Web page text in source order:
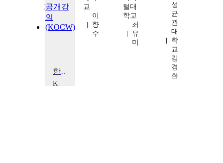
교
관
교
이
향
수
털대
학교
최
유
미
성
균
관
대
학
교
김
경
환
한국창업정책 60년사와 우수 기업 사례
K-